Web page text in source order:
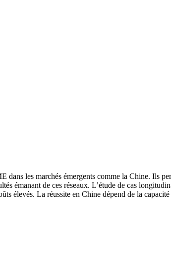
dans les marchés émergents comme la Chine. Ils
émanant de ces réseaux. L’étude de cas
élevés. La réussite en Chine dépend de la